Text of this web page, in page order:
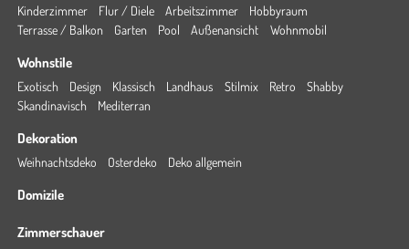
Kinderzimmer
Flur / Diele Arbeitszimmer
Hobbyraum
Terrasse / Balkon
Garten Pool Außenansicht Wohnmobil
Wohnstile
Exotisch Design Klassisch Landhaus Stilmix Retro
Shabby
Skandinavisch
Mediterran
Dekoration
Weihnachtsdeko Osterdeko Deko allgemein
Domizile
Zimmerschauer